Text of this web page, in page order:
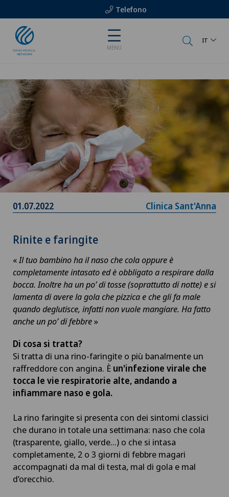
Telefono
MENU
IT
01.07.2022 Clinica Sant'Anna
Rinite e faringite
«Il tuo bambino ha il naso che cola oppure è
completamente intasato ed è obbligato a respirare dalla
bocca. Inoltre ha un po’ di tosse (soprattutto di notte) e si
lamenta di avere la gola che pizzica e che gli fa male
quando deglutisce, infatti non vuole mangiare. Ha fatto
anche un po’ di febbre»
Di cosa si tratta?
Si tratta di una rino-faringite o più banalmente un
raffreddore con angina. È un'infezione virale che
tocca le vie respiratorie alte, andando a
infiammare naso e gola.
La rino faringite si presenta con dei sintomi classici
che durano in totale una settimana: naso che cola
(trasparente, giallo, verde…) o che si intasa
completamente, 2 o 3 giorni di febbre magari
accompagnati da mal di testa, mal di gola e mal
d’orecchio.